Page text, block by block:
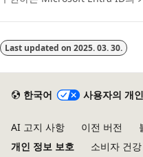
Last updated on 2025. 03. 30.
한국어 사용자의 개
AI 고지 사항 이전 버전
개인 정보 보호
소비자 건